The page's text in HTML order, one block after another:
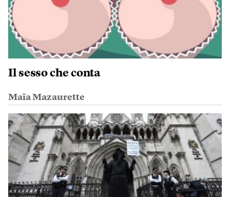
Il sesso che conta
Maïa Mazaurette